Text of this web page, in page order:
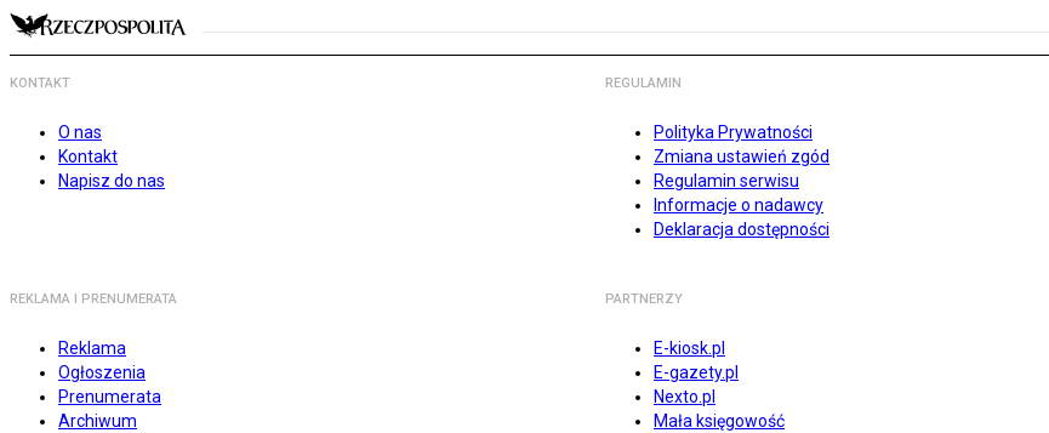
KONTAKT
O nas
Kontakt
Napisz do nas
REGULAMIN
Polityka Prywatności
Zmiana ustawień zgód
Regulamin serwisu
Informacje o nadawcy
Deklaracja dostępności
REKLAMA I PRENUMERATA
Reklama
Ogłoszenia
Prenumerata
Archiwum
PARTNERZY
E-kiosk.pl
E-gazety.pl
Nexto.pl
Mała księgowość